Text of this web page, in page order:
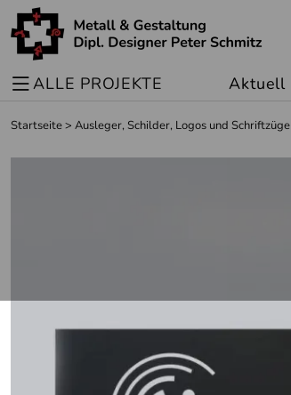
ALLE PROJEKTE Aktuell
Startseite> Ausleger, Schilder, Logos und Schriftzüge